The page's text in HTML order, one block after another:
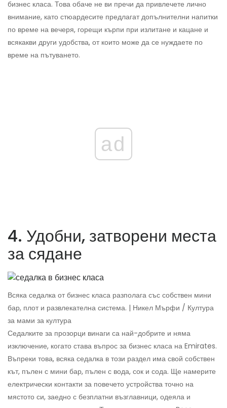
бизнес класа. Това обаче не ви пречи да привлечете лично
внимание, като стюардесите предлагат допълнителни напитки
по време на вечеря, горещи кърпи при излитане и кацане и
всякакви други удобства, от които може да се нуждаете по
време на пътуването.
ad
4. Удобни, затворени места
за сядане
Всяка седалка от бизнес класа разполага със собствен мини
бар, плот и развлекателна система. | Никел Мърфи / Култура
за мами за култура
Седалките за прозорци винаги са най-добрите и няма
изключение, когато става въпрос за бизнес класа на Emirates.
Въпреки това, всяка седалка в този раздел има свой собствен
кът, пълен с мини бар, пълен с вода, сок и сода. Ще намерите
електрически контакти за повечето устройства точно на
мястото си, заедно с безплатни възглавници, одеяла и